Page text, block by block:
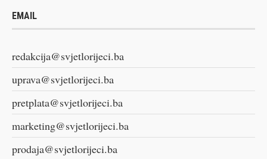
EMAIL
redakcija@svjetlorijeci.ba
uprava@svjetlorijeci.ba
pretplata@svjetlorijeci.ba
marketing@svjetlorijeci.ba
prodaja@svjetlorijeci.ba